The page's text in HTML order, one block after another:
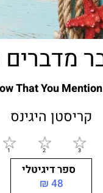
מדברים
That You
קריסטן היגינס
ספר דיגיטלי
48 ₪